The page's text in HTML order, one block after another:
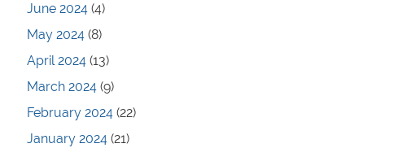
June 2024 (4)
May 2024 (8)
April 2024 (13)
March 2024 (9)
February 2024 (22)
January 2024 (21)